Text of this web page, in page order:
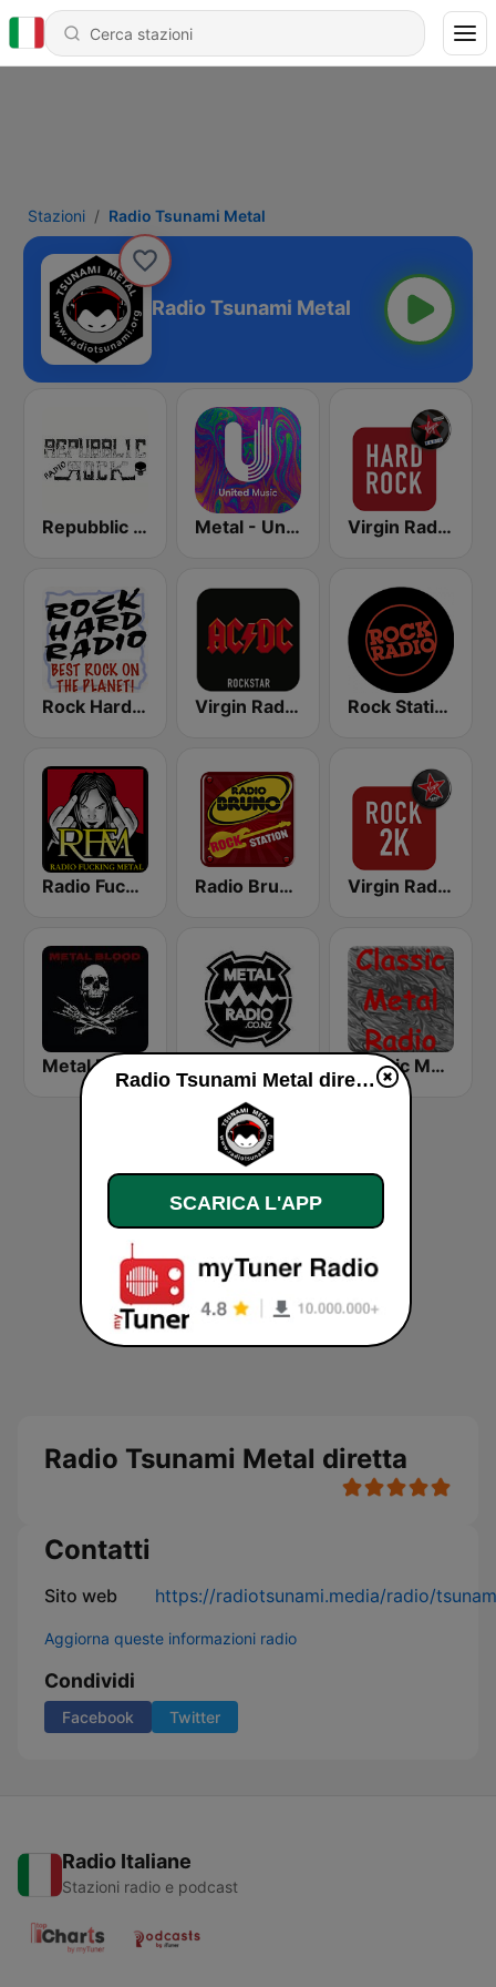
Stazioni Radio Tsunami Metal
Radio Tsunami Metal
Repubblic Rock Radio Metal - United Music Virgin Radio Hard Rock
Rock Hard Radio Virgin Radio AC/DC Rock Station
Radio Fucking Metal Radio Bruno Rock Station Virgin Radio Rock 2K
Metal Blood Classic Metal Radio
Radio Tsunami Metal diretta
Contatti
Sito web https://radiotsunami.media/radio/
Aggiorna queste informazioni radio
Condividi
Facebook Twitter
Radio Italiane
Stazioni radio e podcast
Radio Tsunami Metal diretta
SCARICA L'APP